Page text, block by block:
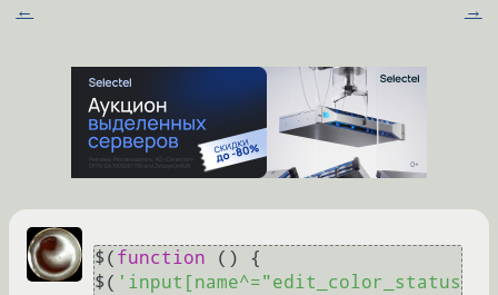
← →
$( function ( ) {
$( 'input[name^="edit_color_status